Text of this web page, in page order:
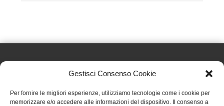
Gestisci Consenso Cookie
Per fornire le migliori esperienze, utilizziamo tecnologie come i cookie per
memorizzare e/o accedere alle informazioni del dispositivo. Il consenso a
Effatà Editrice di Pellegrino Paolo SAS
C.F. e P.IVA 09655250018